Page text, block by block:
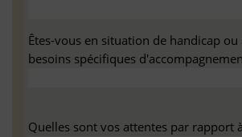
Êtes-vous en situation de handicap ou
besoins spécifiques
Quelles sont vos attentes par rapport